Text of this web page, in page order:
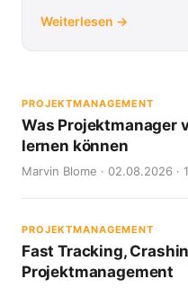
Weiterlesen →
PROJEKTMANAGEMENT
Was Projektmanager
lernen können
Marvin Blome · 02.08.2026 ·
PROJEKTMANAGEMENT
Fast Tracking,
Projektmanagement